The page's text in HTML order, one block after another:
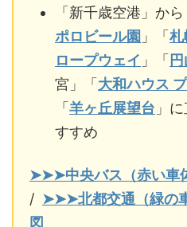
「新千歳空港」から
ポロビール園 」「札
ロープウェイ 」「
宮」「大和ハウス
「羊ヶ丘展望台 」
すすめ
➤➤➤中央バス（赤い車
/ ➤➤➤北都交通（緑の
図